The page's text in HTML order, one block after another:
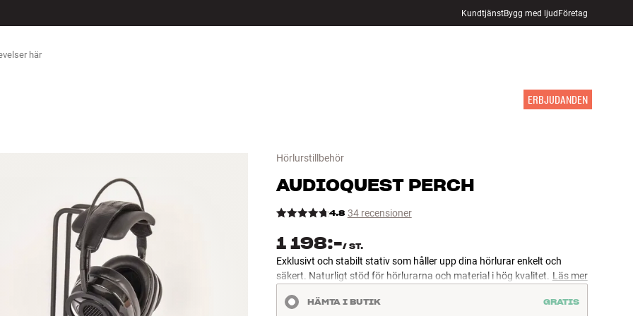
KundtjänstBygg med ljudFöretag
ERBJUDANDEN
Hörlurstillbehör
AUDIOQUEST PERCH
4.8 34 recensioner
1 198:-/ ST.
Exklusivt och stabilt stativ som håller upp dina hörlurar enkelt och
säkert. Naturligt stöd för hörlurarna och material i hög kvalitet. Läs mer
HÄMTA I BUTIK GRATIS